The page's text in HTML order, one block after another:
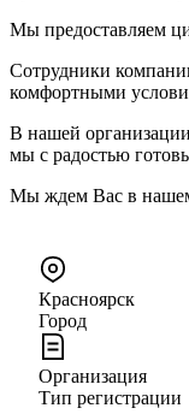
Мы предоставляем
Сотрудники
комфортными
В нашей
мы с радостью
Мы ждем Вас в
Красноярск
Город
Организация
Тип регистрации